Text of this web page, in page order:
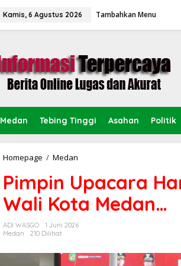
Kamis, 6 Agustus 2026 Tambahkan Menu
Medan Tebing Tinggi Asahan Politik
Homepage / Medan
m
p
i
n
c
Pimpin Upacara
Wali Kota Medan…
ADI WASGO
1 Juni 2026
Medan
210 Dilihat